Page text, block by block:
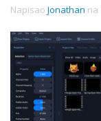
Napisao Jonathan na